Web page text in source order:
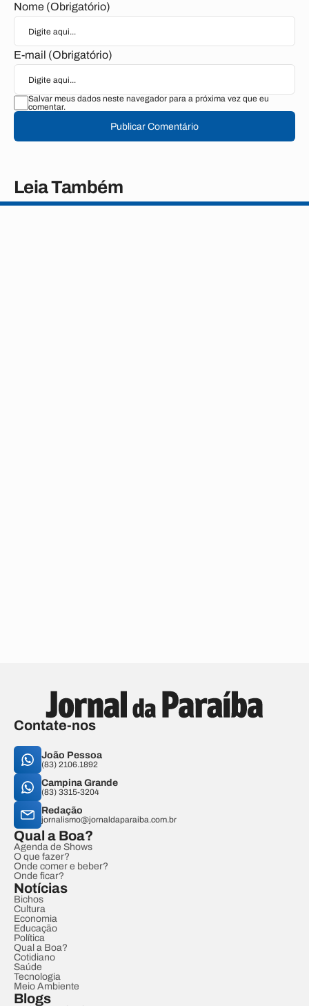
Nome (Obrigatório)
E-mail (Obrigatório)
Salvar meus dados neste navegador para a próxima vez que eu
comentar.
Publicar Comentário
Leia Também
Contate-nos
João Pessoa
(83) 2106.1892
Campina Grande
(83) 3315-3204
Redação
jornalismo@jornaldaparaiba.com.br
Qual a Boa?
Agenda de Shows
O que fazer?
Onde comer e beber?
Onde ficar?
Notícias
Bichos
Cultura
Economia
Educação
Política
Qual a Boa?
Cotidiano
Saúde
Tecnologia
Meio Ambiente
Blogs